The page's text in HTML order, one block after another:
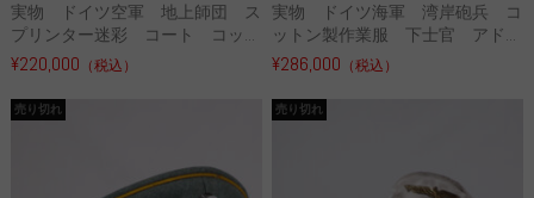
実物 ドイツ空軍 地上師団 ス
プリンター迷彩 コート コッ...
¥220,000 （税込）
実物 ドイツ海軍 湾岸砲兵 コ
ットン製作業服 下士官 アド...
¥286,000 （税込）
売り切れ 売り切れ